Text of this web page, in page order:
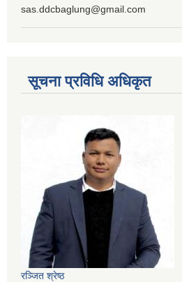
sas.ddcbaglung@gmail.com
सूचना प्रविधि अधिकृत
रञ्‍जित श्रेष्ठ